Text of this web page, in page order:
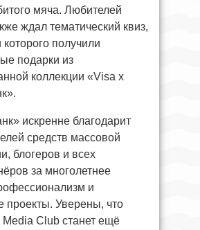
мяча. Любителей
ждал тематический квиз,
которого получили
подарки из
коллекции «Visa x
искренне благодарит
средств массовой
блогеров и всех
за многолетнее
и
проекты. Уверены, что
Club станет ещё